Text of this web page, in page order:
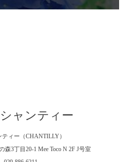
ャンティー
ィー（CHANTILLY）
森3丁目20-1 Mee Toco N 2F J号室